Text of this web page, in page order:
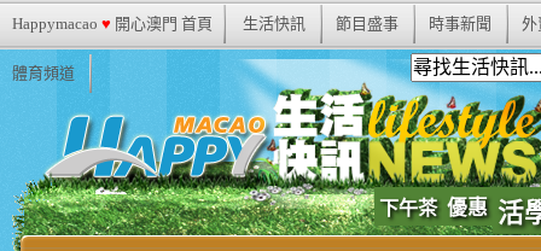
Happymacao ♥ 開心澳門 首頁 生活快訊 節目盛事 時事新聞 外
體育頻道
下午茶 優惠 活